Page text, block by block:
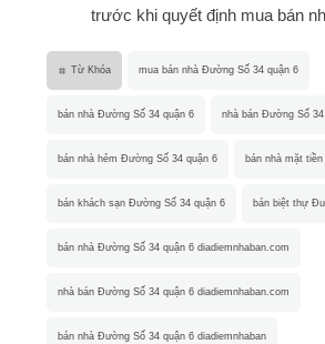
trước khi quyết định mua bán
Từ Khóa mua bán nhà Đường Số 34 quận 6
bán nhà Đường Số 34 quận 6 nhà bán Đường Số
bán nhà hẻm Đường Số 34 quận 6 bán nhà mặt
bán khách sạn Đường Số 34 quận 6 bán biệt thự
bán nhà Đường Số 34 quận 6 diadiemnhaban.com
nhà bán Đường Số 34 quận 6 diadiemnhaban.com
bán nhà Đường Số 34 quận 6 diadiemnhaban